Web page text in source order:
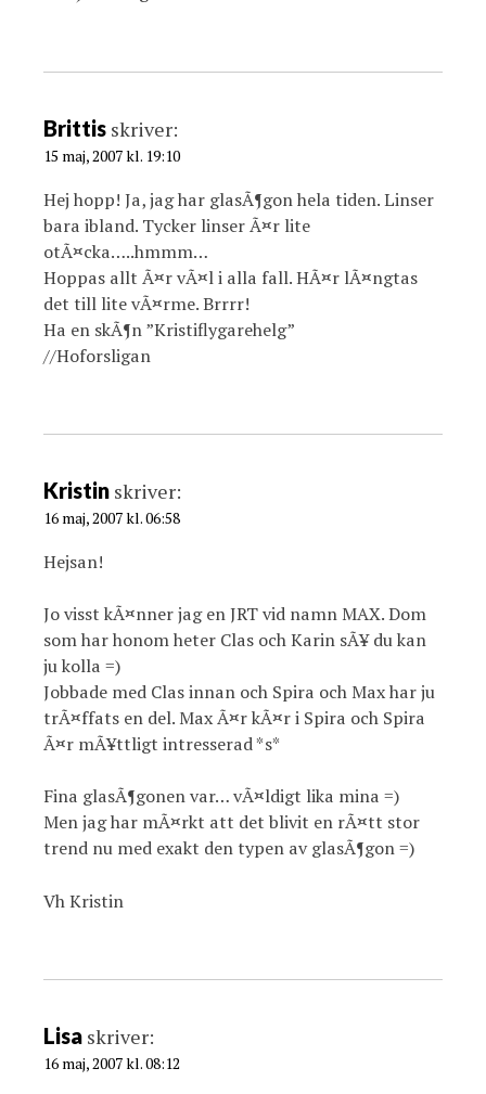
Brittis skriver:
15 maj, 2007 kl. 19:10
Hej hopp! Ja, jag har glasÃ¶gon hela tiden. Linser
bara ibland. Tycker linser Ã¤r lite
otÃ¤cka…..hmmm…
Hoppas allt Ã¤r vÃ¤l i alla fall. HÃ¤r lÃ¤ngtas
det till lite vÃ¤rme. Brrrr!
Ha en skÃ¶n ”Kristiflygarehelg”
//Hoforsligan
Kristin skriver:
16 maj, 2007 kl. 06:58
Hejsan!
Jo visst kÃ¤nner jag en JRT vid namn MAX. Dom
som har honom heter Clas och Karin sÃ¥ du kan
ju kolla =)
Jobbade med Clas innan och Spira och Max har ju
trÃ¤ffats en del. Max Ã¤r kÃ¤r i Spira och Spira
Ã¤r mÃ¥ttligt intresserad *s*
Fina glasÃ¶gonen var… vÃ¤ldigt lika mina =)
Men jag har mÃ¤rkt att det blivit en rÃ¤tt stor
trend nu med exakt den typen av glasÃ¶gon =)
Vh Kristin
Lisa skriver:
16 maj, 2007 kl. 08:12